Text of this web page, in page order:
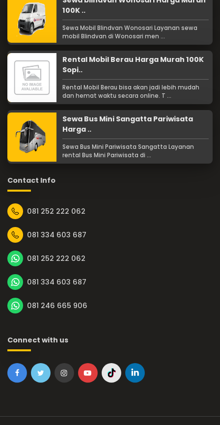
100K ..
Sewa Mobil Blindvan Wonosari Layanan sewa
mobil Blindvan di Wonosari men ...
Rental Mobil Berau Harga Murah 100K
Sopi..
Rental Mobil Berau bisa akan jadi lebih mudah
dan hemat waktu secara online. T ...
Sewa Bus Mini Sangatta Pariwisata
Harga ..
Sewa Bus Mini Pariwisata Sangatta Layanan
rental Bus Mini Pariwisata di ...
Contact Info
081 252 222 062
081 334 603 687
081 252 222 062
081 334 603 687
081 246 665 906
Connect with us